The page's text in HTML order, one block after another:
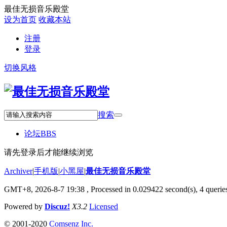
最佳无损音乐殿堂
设为首页 收藏本站
注册
登录
切换风格
搜索
论坛BBS
请先登录后才能继续浏览
Archiver|手机版|小黑屋|最佳无损音乐殿堂
GMT+8, 2026-8-7 19:38 , Processed in 0.029422 second(s), 4
Powered by Discuz! X3.2 Licensed
© 2001-2020 Comsenz Inc.